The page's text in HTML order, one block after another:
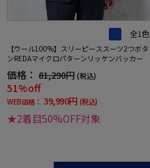
全1色
【ウール100%】スリーピーススーツ2つボタ
ンREDAマイクロパターンリッケンバッカー
価格： 81,290円 (税込)
51%off
WEB価格： 39,990円 (税込)
★2着目50%OFF対象